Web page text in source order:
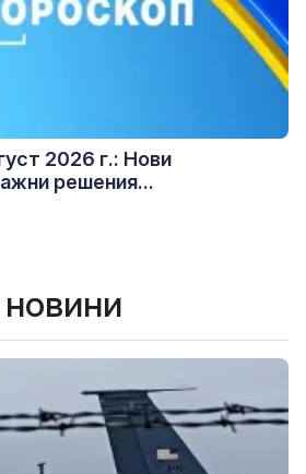
2026 г.: Нови
решения...